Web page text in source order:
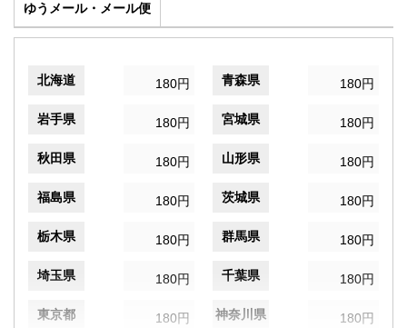
ゆうメール・メール便
北海道 180円 青森県 180円
岩手県 180円 宮城県 180円
秋田県 180円 山形県 180円
福島県 180円 茨城県 180円
栃木県 180円 群馬県 180円
埼玉県 180円 千葉県 180円
東京都 180円 神奈川県 180円